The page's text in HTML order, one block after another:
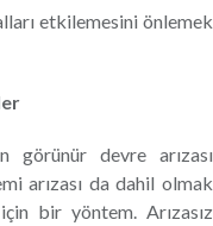
etkilemesini önlemek
görünür devre arızası
arızası da dahil olmak
bir yöntem. Arızasız